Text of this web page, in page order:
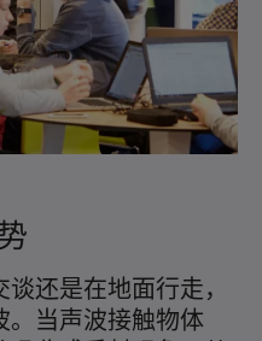
还是在地面行走，
。当声波接触物体